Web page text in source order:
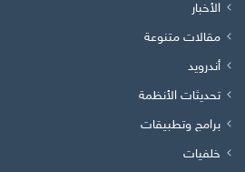
الأخبار
مقالات متنوعة
أندرويد
تحديثات الأنظمة
برامج وتطبيقات
خلفيات